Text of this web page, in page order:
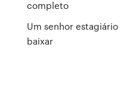
completo
Um senhor estagiário
baixar